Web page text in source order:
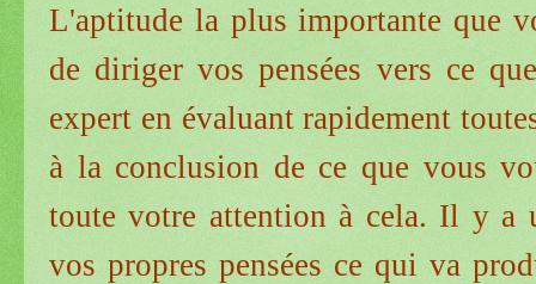
L'aptitude la plus importante que
de diriger vos pensées vers ce
expert en évaluant rapidement
à la conclusion de ce que vous
toute votre attention à cela. Il y a
vos propres pensées ce qui va